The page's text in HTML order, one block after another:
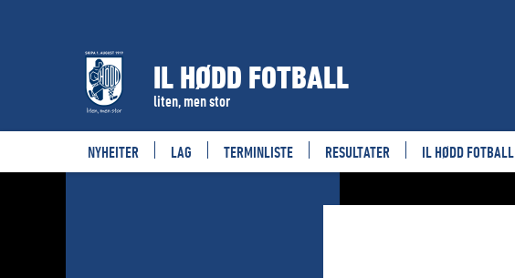
IL HØDD FOTBALL
liten, men stor
NYHEITER LAG TERMINLISTE RESULTATER IL HØDD FOTBALL